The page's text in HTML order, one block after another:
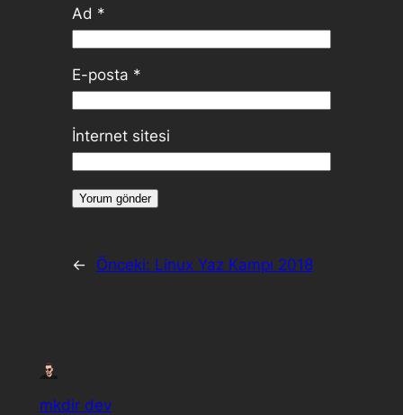
Ad *
E-posta *
İnternet sitesi
← Önceki: Linux Yaz Kampı 2018
mkdir dev